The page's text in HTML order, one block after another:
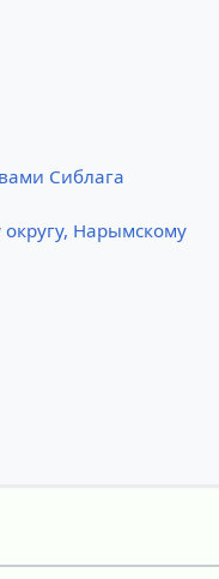
Сиблага
Нарымскому